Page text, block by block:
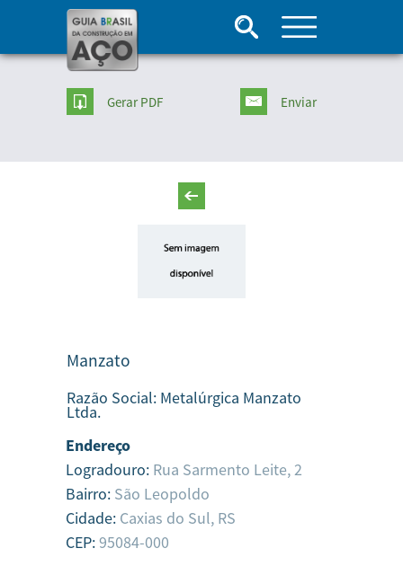
Gerar PDF Enviar
Manzato
Razão Social: Metalúrgica Manzato
Ltda.
Endereço
Logradouro: Rua Sarmento Leite, 2
Bairro: São Leopoldo
Cidade: Caxias do Sul, RS
CEP:95084-000